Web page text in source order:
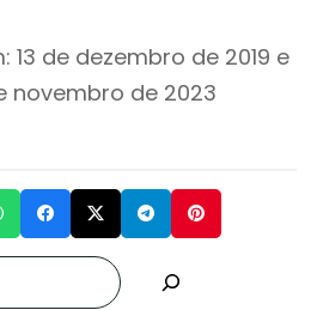
13 de dezembro de 2019 e
novembro de 2023